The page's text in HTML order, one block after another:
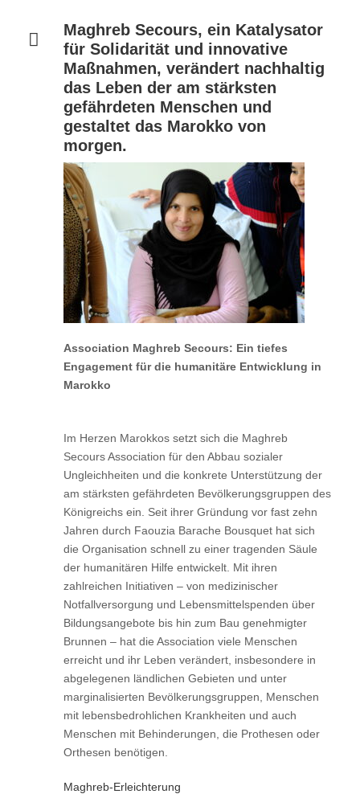
Maghreb Secours, ein Katalysator
für Solidarität und innovative
Maßnahmen, verändert nachhaltig
das Leben der am stärksten
gefährdeten Menschen und
gestaltet das Marokko von
morgen.
Association Maghreb Secours: Ein tiefes
Engagement für die humanitäre Entwicklung in
Marokko
Im Herzen Marokkos setzt sich die Maghreb
Secours Association für den Abbau sozialer
Ungleichheiten und die konkrete Unterstützung der
am stärksten gefährdeten Bevölkerungsgruppen des
Königreichs ein. Seit ihrer Gründung vor fast zehn
Jahren durch Faouzia Barache Bousquet hat sich
die Organisation schnell zu einer tragenden Säule
der humanitären Hilfe entwickelt. Mit ihren
zahlreichen Initiativen – von medizinischer
Notfallversorgung und Lebensmittelspenden über
Bildungsangebote bis hin zum Bau genehmigter
Brunnen – hat die Association viele Menschen
erreicht und ihr Leben verändert, insbesondere in
abgelegenen ländlichen Gebieten und unter
marginalisierten Bevölkerungsgruppen, Menschen
mit lebensbedrohlichen Krankheiten und auch
Menschen mit Behinderungen, die Prothesen oder
Orthesen benötigen.
Maghreb-Erleichterung